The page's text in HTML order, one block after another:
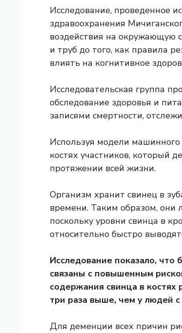
Исследование, проведенное
здравоохранения
воздействия на окружающую
и труб до того, как правила
влиять на когнитивное
Исследовательская группа
обследование здоровья и
записями смертности,
Используя модели машинного
костях участников, который
протяжении всей жизни.
Организм хранит свинец в
времени. Таким образом, они
поскольку уровни свинца в
относительно быстро
Исследование показало, что
связаны с повышенным
содержания свинца в костях
три раза выше, чем у людей
Для деменции всех причин